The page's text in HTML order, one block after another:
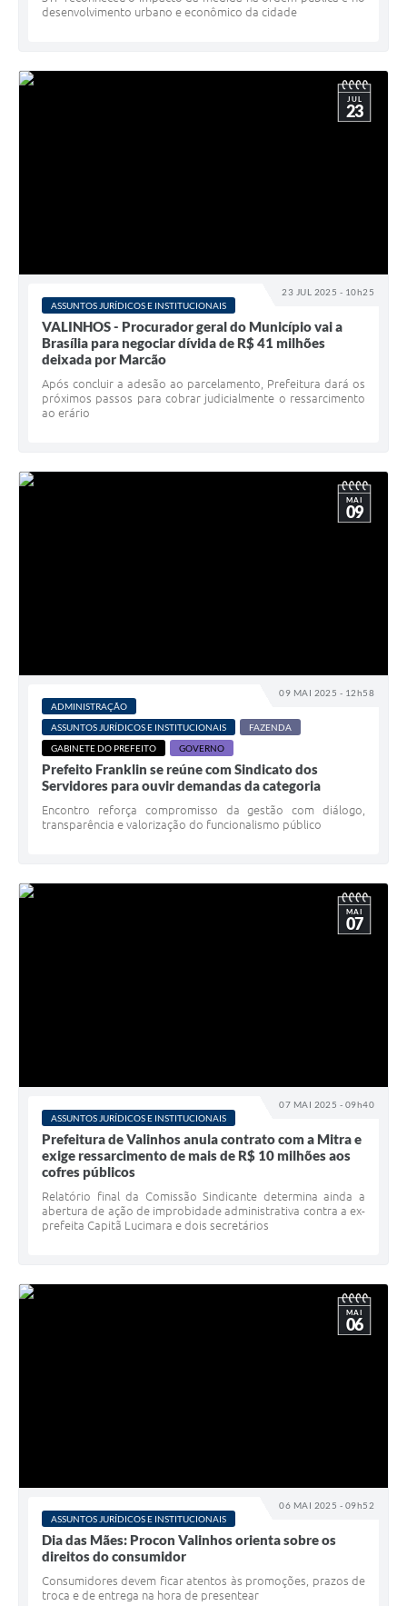
desenvolvimento urbano e econômico da cidade
23 JUL 2025 - 10h25
JUL
23
ASSUNTOS JURÍDICOS E INSTITUCIONAIS
VALINHOS - Procurador geral do Município vai a
Brasília para negociar dívida de R$ 41 milhões
deixada por Marcão
Após concluir a adesão ao parcelamento, Prefeitura dará os
próximos passos para cobrar judicialmente o ressarcimento
ao erário
09 MAI 2025 - 12h58
MAI
09
ADMINISTRAÇÃO
ASSUNTOS JURÍDICOS E INSTITUCIONAIS
FAZENDA
GABINETE DO PREFEITO
GOVERNO
Prefeito Franklin se reúne com Sindicato dos
Servidores para ouvir demandas da categoria
Encontro reforça compromisso da gestão com diálogo,
transparência e valorização do funcionalismo público
07 MAI 2025 - 09h40
MAI
07
ASSUNTOS JURÍDICOS E INSTITUCIONAIS
Prefeitura de Valinhos anula contrato com a Mitra e
exige ressarcimento de mais de R$ 10 milhões aos
cofres públicos
Relatório final da Comissão Sindicante determina ainda a
abertura de ação de improbidade administrativa contra a ex-
prefeita Capitã Lucimara e dois secretários
06 MAI 2025 - 09h52
MAI
06
ASSUNTOS JURÍDICOS E INSTITUCIONAIS
Dia das Mães: Procon Valinhos orienta sobre os
direitos do consumidor
Consumidores devem ficar atentos às promoções, prazos de
troca e de entrega na hora de presentear